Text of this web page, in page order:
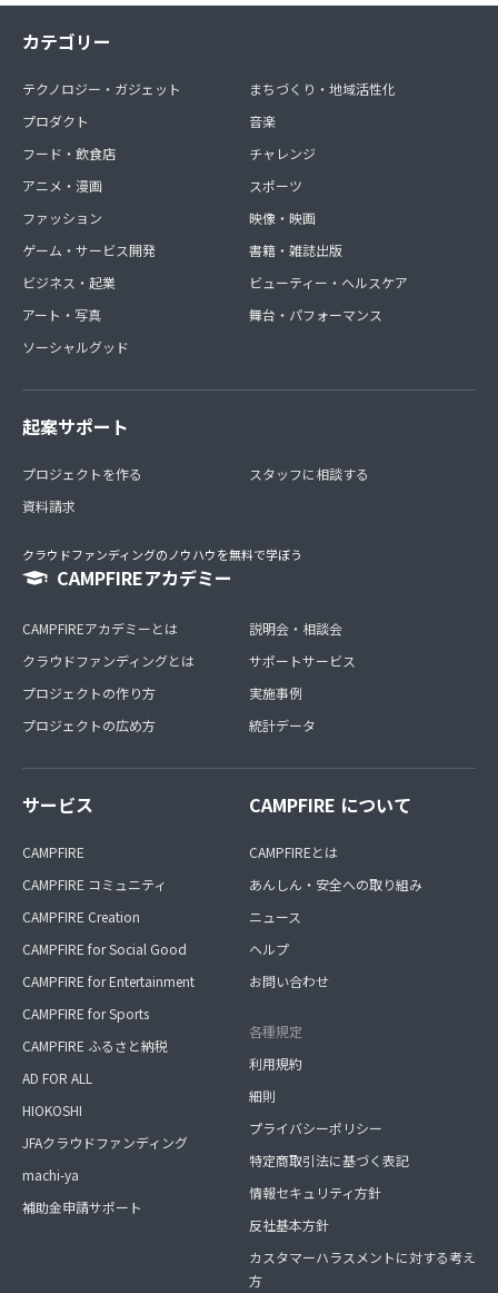
カテゴリー
テクノロジー・ガジェット
プロダクト
フード・飲食店
アニメ・漫画
ファッション
ゲーム・サービス開発
ビジネス・起業
アート・写真
ソーシャルグッド
まちづくり・地域活性化
音楽
チャレンジ
スポーツ
映像・映画
書籍・雑誌出版
ビューティー・ヘルスケア
舞台・パフォーマンス
起案サポート
プロジェクトを作る
資料請求
スタッフに相談する
クラウドファンディングのノウハウを無料で学ぼう
CAMPFIREアカデミー
CAMPFIREアカデミーとは
クラウドファンディングとは
プロジェクトの作り方
プロジェクトの広め方
説明会・相談会
サポートサービス
実施事例
統計データ
サービス
CAMPFIRE
CAMPFIRE コミュニティ
CAMPFIRE Creation
CAMPFIRE for Social Good
CAMPFIRE for Entertainment
CAMPFIRE for Sports
CAMPFIRE ふるさと納税
AD FOR ALL
HIOKOSHI
JFAクラウドファンディング
machi-ya
補助金申請サポート
CAMPFIRE について
CAMPFIREとは
あんしん・安全への取り組み
ニュース
ヘルプ
お問い合わせ
各種規定
利用規約
細則
プライバシーポリシー
特定商取引法に基づく表記
情報セキュリティ方針
反社基本方針
カスタマーハラスメントに対する考え
方